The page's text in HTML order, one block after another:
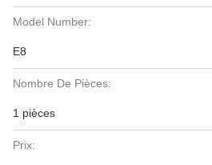
Model Number:
E8
Nombre De Pièces:
1 pièces
Prix: